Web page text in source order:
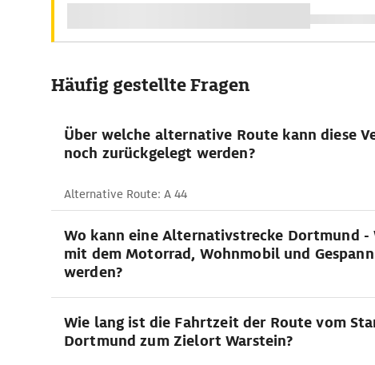
Häufig gestellte Fragen
Über welche alternative Route kann diese
noch zurückgelegt werden?
Alternative Route: A 44
Wo kann eine Alternativstrecke Dortmund -
mit dem Motorrad, Wohnmobil und
werden?
Wie lang ist die Fahrtzeit der Route vom
Dortmund zum Zielort Warstein?